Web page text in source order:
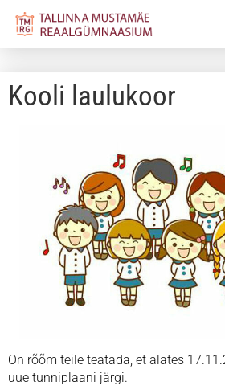
Kooli laulukoor
On rõõm teile teatada, et alates
uue tunniplaani järgi.